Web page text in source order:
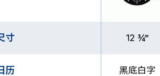
寸 12 ¾‴
历 黑底白字